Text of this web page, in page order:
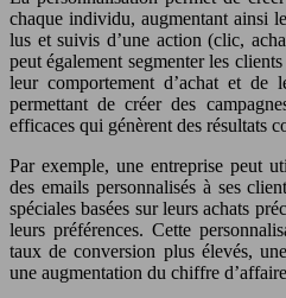
chaque individu, augmentant ainsi
lus et suivis d’une action (clic,
peut également segmenter les
leur comportement d’achat et de
permettant de créer des
efficaces qui génèrent des résultats
Par exemple, une entreprise peut
des emails personnalisés à ses
spéciales basées sur leurs achats
leurs préférences. Cette
taux de conversion plus élevés,
une augmentation du chiffre